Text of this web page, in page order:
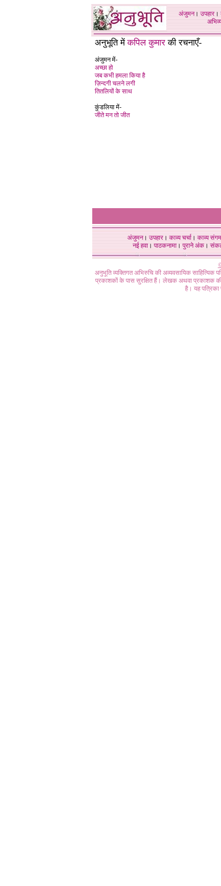
अंजुमन।उपहार।
अनुभूति मेंकपिल कुमार की रचनाएँ-
अंजुमन में-
अच्छा हो
जब कभी हमला किया है
ज़िन्दगी चलने लगी
तितलियों के साथ
कुंडलिया में-
जीते मन तो जीत
अंजुमन।उपहार।काव्य चर्चा।काव्य संगम
नई हवा। पाठकनामा। पुराने अंक।
अनुभूति व्यक्तिगत अभिरुचि की अव्यवसायिक
प्रकाशकों के पास सुरक्षित हैं। लेखक अथवा प्रकाशक की
है। यह पत्रिका